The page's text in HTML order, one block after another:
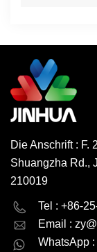
Die Anschrift : F.
Shuangzha Rd.,
210019
Tel : +86-
Email :
WhatsApp
English
русский